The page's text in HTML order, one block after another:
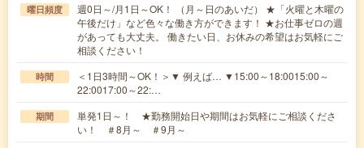
曜日頻度
週0日～/月1日～OK！ （月～日のあいだ） ★「火曜と木曜の
午後だけ」など色々な働き方ができます！ ★お仕事ゼロの週
があっても大丈夫。 働きたい日、お休みの希望はお気軽にご
相談ください！
時間
＜1日3時間～OK！＞▼ 例えば… ▼15:00～18:0015:00～
22:0017:00～22:…
期間
単発1日～！ ★勤務開始日や期間はお気軽にご相談くださ
い！ ＃8月～ ＃9月～